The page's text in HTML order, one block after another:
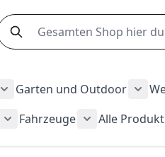
Garten und Outdoor
Fahrzeuge
Alle